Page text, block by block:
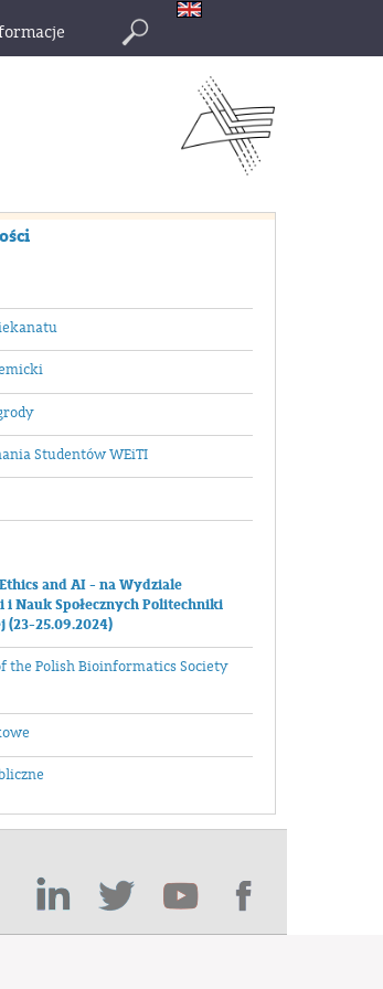
Studentów WEiTI
and AI - na Wydziale
Nauk Społecznych Politechniki
(23-25.09.2024)
the Polish Bioinformatics Society